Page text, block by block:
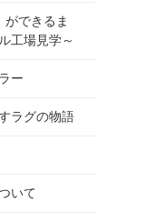
ができるま
工場見学～
ー
ラグの物語
いて